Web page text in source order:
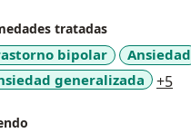
tratadas
bipolar Ansiedad
generalizada
+5